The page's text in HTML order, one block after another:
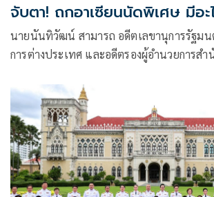
จับตา! ถกอาเซียนนัดพิเศษ มีอะ
นายนันทิวัฒน์ สามารถ อดีตเลขานุการรัฐมน
การต่างประเทศ และอดีตรองผู้อำนวยการสำ
ระบุว่า